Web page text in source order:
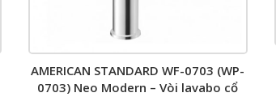
AMERICAN STANDARD WF-0703 (WP-
0703) Neo Modern – Vòi lavabo cổ